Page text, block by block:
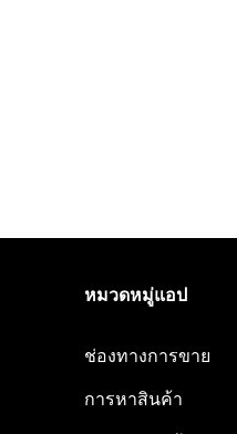
หมวดหมู่แอป
ช่องทางการขาย
การหาสินค้า